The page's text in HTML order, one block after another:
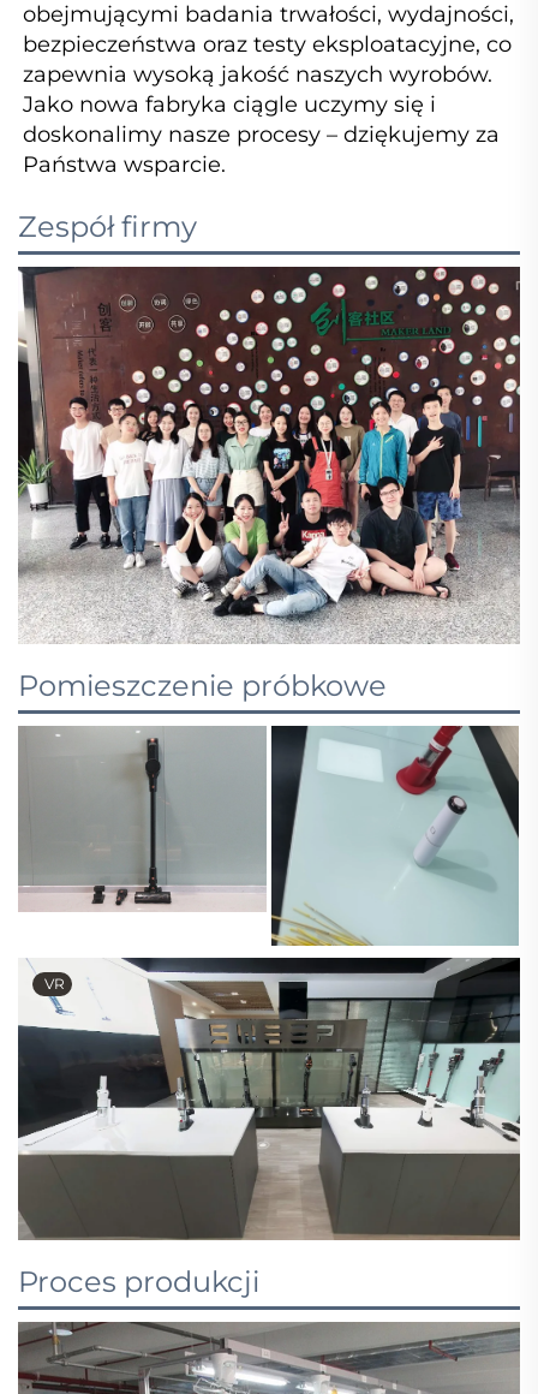
obejmującymi badania trwałości, wydajności,
bezpieczeństwa oraz testy eksploatacyjne, co
zapewnia wysoką jakość naszych wyrobów.
Jako nowa fabryka ciągle uczymy się i
doskonalimy nasze procesy – dziękujemy za
Państwa wsparcie.
Zespół firmy
Pomieszczenie próbkowe
VR
Proces produkcji